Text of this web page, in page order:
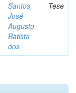
Santos,
José
Augusto
Batista
dos
Tese